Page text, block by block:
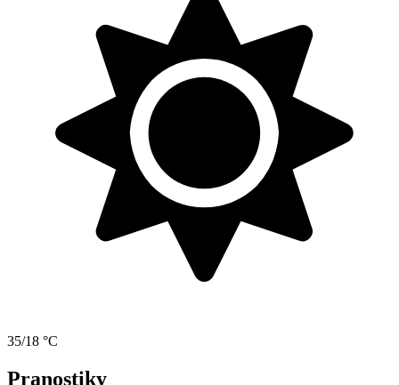
35/18 °C
Pranostiky